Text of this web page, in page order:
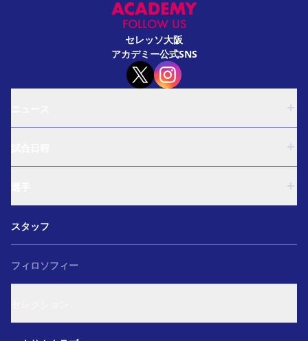
FOLLOW US
セレッソ大阪
アカデミー公式SNS
ガールズU-15
和歌山U-15
ガールズU-15
U-18
和歌山U-15
スタッフ
フィロソフィー